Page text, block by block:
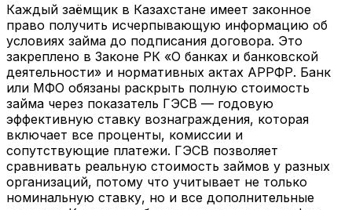
Каждый заёмщик в Казахстане имеет законное
право получить исчерпывающую информацию об
условиях займа до подписания договора. Это
закреплено в Законе РК «О банках и банковской
деятельности» и нормативных актах АРРФР. Банк
или МФО обязаны раскрыть полную стоимость
займа через показатель ГЭСВ — годовую
эффективную ставку вознаграждения, которая
включает все проценты, комиссии и
сопутствующие платежи. ГЭСВ позволяет
сравнивать реальную стоимость займов у разных
организаций, потому что учитывает не только
номинальную ставку, но и все дополнительные